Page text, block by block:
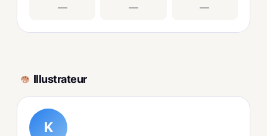
— — —
Illustrateur
K